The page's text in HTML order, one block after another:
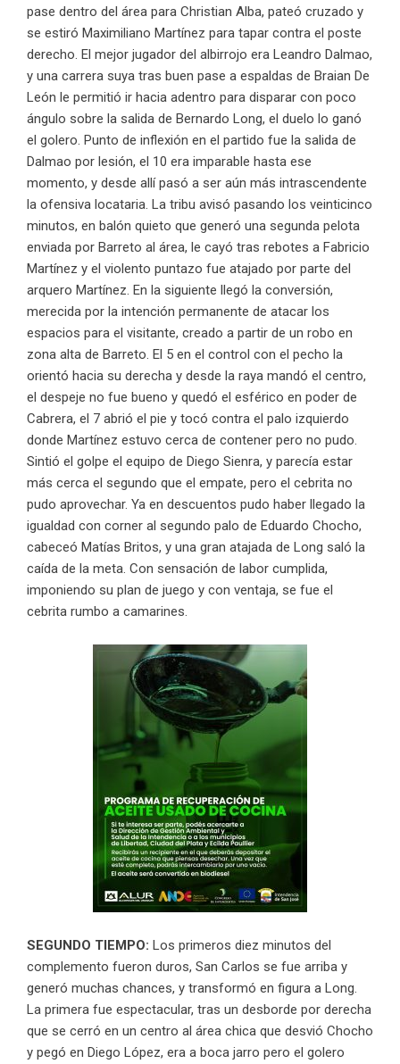
pase dentro del área para Christian Alba, pateó cruzado y
se estiró Maximiliano Martínez para tapar contra el poste
derecho. El mejor jugador del albirrojo era Leandro Dalmao,
y una carrera suya tras buen pase a espaldas de Braian De
León le permitió ir hacia adentro para disparar con poco
ángulo sobre la salida de Bernardo Long, el duelo lo ganó
el golero. Punto de inflexión en el partido fue la salida de
Dalmao por lesión, el 10 era imparable hasta ese
momento, y desde allí pasó a ser aún más intrascendente
la ofensiva locataria. La tribu avisó pasando los veinticinco
minutos, en balón quieto que generó una segunda pelota
enviada por Barreto al área, le cayó tras rebotes a Fabricio
Martínez y el violento puntazo fue atajado por parte del
arquero Martínez. En la siguiente llegó la conversión,
merecida por la intención permanente de atacar los
espacios para el visitante, creado a partir de un robo en
zona alta de Barreto. El 5 en el control con el pecho la
orientó hacia su derecha y desde la raya mandó el centro,
el despeje no fue bueno y quedó el esférico en poder de
Cabrera, el 7 abrió el pie y tocó contra el palo izquierdo
donde Martínez estuvo cerca de contener pero no pudo.
Sintió el golpe el equipo de Diego Sienra, y parecía estar
más cerca el segundo que el empate, pero el cebrita no
pudo aprovechar. Ya en descuentos pudo haber llegado la
igualdad con corner al segundo palo de Eduardo Chocho,
cabeceó Matías Britos, y una gran atajada de Long saló la
caída de la meta. Con sensación de labor cumplida,
imponiendo su plan de juego y con ventaja, se fue el
cebrita rumbo a camarines.
SEGUNDO TIEMPO: Los primeros diez minutos del
complemento fueron duros, San Carlos se fue arriba y
generó muchas chances, y transformó en figura a Long.
La primera fue espectacular, tras un desborde por derecha
que se cerró en un centro al área chica que desvió Chocho
y pegó en Diego López, era a boca jarro pero el golero